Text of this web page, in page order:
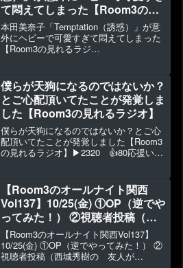
て悶えてしまった【Room3の見
れるラジオ】
（1986年のマリリン つばさ
アメイジング・グレイス）
本田美奈子「Temptation（誘惑）」が意
外にヘビーで可愛すぎて悶えてしまった
【Room3の見れるラジ
▶4704 👍92♪本田美奈子. -
Temptation...
僕らが天狗になるのではないか？
とご心配頂いてたことが発覚しま
した【Room3の見れるラジオ】
僕らが天狗になるのではないか？とご心
配頂いてたことが発覚しました【Room3
の見れるラジオ】▶2320 👍80応援いた
ーシップ始めました⇒ ◆2023年1月～新
作グッズ...
【Room3のオールナイト関西
Vol137】10/25(金) ①OP（逆でや
ってみた！） ②視聴者投稿（西
城秀樹の 友人がBABYMETAL
狂 カレンダーなど・・・）③ち
ょっとした話（肺炎流行）④ED
【Room3のオールナイト関西Vol137】
10/25(金) ①OP（逆でやってみた！） ②
視聴者投稿（西城秀樹の 友人が